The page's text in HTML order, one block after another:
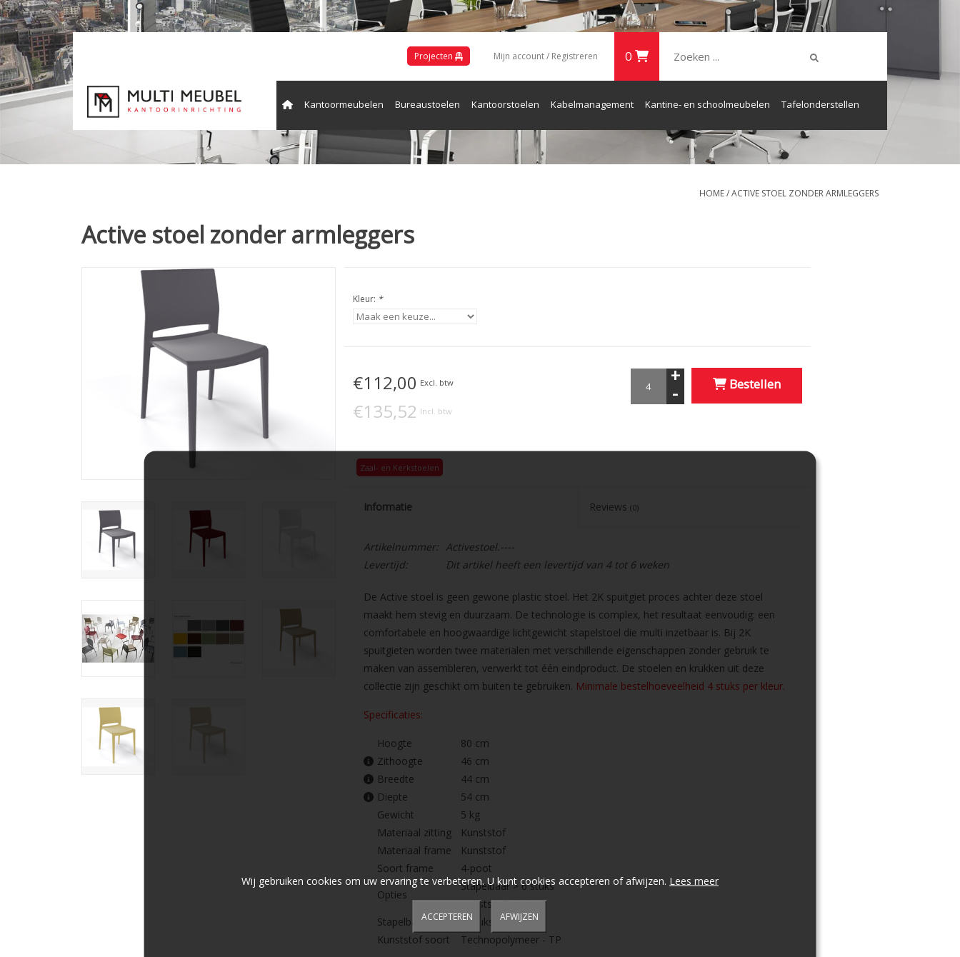
Projecten Mijn account / Registreren 0
Kantoormeubelen Bureaustoelen Kantoorstoelen Kabelmanagement Kantine- en schoolmeubelen Tafelonderstellen
Vergaderen en Receptie
Active stoel zonder armleggers
HOME/ACTIVE STOEL ZONDER ARMLEGGERS
Kleur: *
€112,00 Excl. btw
€135,52 Incl. btw
+
- Bestellen
Zaal- en Kerkstoelen
Informatie Reviews (0)
Artikelnummer: Activestoel.----
Levertijd:
Dit artikel heeft een levertijd van 4 tot 6 weken
De Active stoel is geen gewone plastic stoel. Het 2K spuitgiet proces achter deze stoel
maakt hem stevig en duurzaam. De technologie is complex, het resultaat eenvoudig: een
comfortabele en hoogwaardige lichtgewicht stapelstoel die multi inzetbaar is. Bij 2K
spuitgieten worden twee materialen met verschillende eigenschappen zonder gebruik te
maken van assembleren, verwerkt tot één eindproduct. De stoelen en krukken uit deze
collectie zijn geschikt om buiten te gebruiken. Minimale bestelhoeveelheid 4 stuks per kleur.
Specificaties:
Hoogte
80 cm
Zithoogte
46 cm
Breedte
44 cm
Diepte
54 cm
Gewicht
5 kg
Materiaal zitting
Kunststof
Materiaal frame
Kunststof
Soort frame
4-poot
Opties
Stapelbaar > 6 stuks
Kunststof glijder
Stapelbaar
5 stuks
Kunststof soort
Technopolymeer - TP
Wij gebruiken cookies om uw ervaring te verbeteren. U kunt cookies accepteren of afwijzen. Lees meer
ACCEPTEREN AFWIJZEN